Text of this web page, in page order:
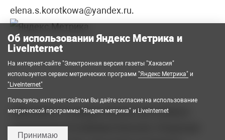
elena.s.korotkowa@yandex.ru.
2008-2026 © Государственное автономное
учреждение Республики Хакасия «Редакция
Об использовании Яндекс Метрика и
LiveInternet
На интернет-сайте "Электронная версия газеты "Хакасия"
используется сервис метрических программ "Яндекс Метрика" и
"LiveInternet"
Пользуясь интернет-сайтом Вы даёте согласие на использование
метрической программы "Яндекс метрика" и LiveInternet
Принимаю